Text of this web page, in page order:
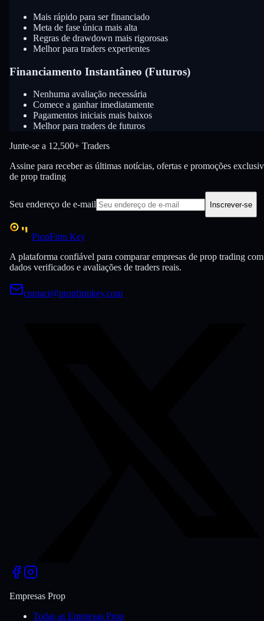
Mais rápido para ser financiado
Meta de fase única mais alta
Regras de drawdown mais rigorosas
Melhor para traders experientes
Financiamento Instantâneo (Futuros)
Nenhuma avaliação necessária
Comece a ganhar imediatamente
Pagamentos iniciais mais baixos
Melhor para traders de futuros
Junte-se a 12,500+ Traders
Assine para receber as últimas notícias, ofertas e promoções
de prop trading
Seu endereço de e-mail Inscrever-se
PropFirm Key
A plataforma confiável para comparar empresas de prop trading com
dados verificados e avaliações de traders reais.
contact@propfirmkey.com
Empresas Prop
Todas as Empresas Prop